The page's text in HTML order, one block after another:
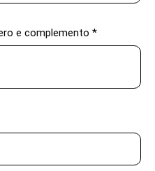
e complemento *